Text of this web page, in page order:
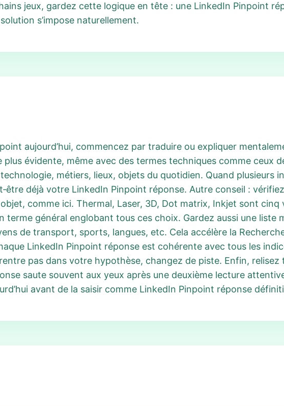
jeux, gardez cette logique en tête : une LinkedIn Pinpoint
s’impose naturellement.
aujourd’hui, commencez par traduire ou expliquer
évidente, même avec des termes techniques comme ceux
métiers, lieux, objets du quotidien. Quand plusieurs
déjà votre LinkedIn Pinpoint réponse. Autre conseil :
comme ici. Thermal, Laser, 3D, Dot matrix, Inkjet sont cinq
général englobant tous ces choix. Gardez aussi une liste
de transport, sports, langues, etc. Cela accélère la
LinkedIn Pinpoint réponse est cohérente avec tous les
pas dans votre hypothèse, changez de piste. Enfin, relisez
saute souvent aux yeux après une deuxième lecture
avant de la saisir comme LinkedIn Pinpoint réponse